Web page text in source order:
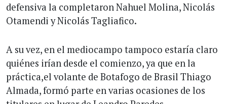
defensiva la completaron Nahuel Molina, Nicolás
Otamendi y Nicolás Tagliafico.
A su vez, en el mediocampo tampoco estaría claro
quiénes irían desde el comienzo, ya que en la
práctica,el volante de Botafogo de Brasil Thiago
Almada, formó parte en varias ocasiones de los